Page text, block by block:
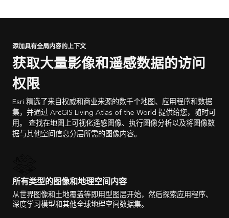
添加具有全局内容的上下文
获取大量影像和遥感数据的访问
权限
Esri 精选了来自权威和商业来源的数千个地图、应用程序和数据
集，并通过 ArcGIS Living Atlas of the World 提供给您，随时可
用。 查找在地图上可视化遥感图像、执行图像分析以及将图像数
据与其他空间信息分层所需的图像内容。
所有类型的图像和地理空间内容
从世界图像和土地覆盖等即用型图层开始，然后探索应用程序、
深度学习模型和其他全球地理空间数据集。